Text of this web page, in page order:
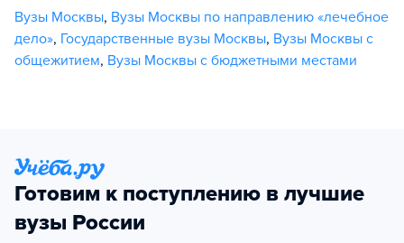
Вузы Москвы, Вузы Москвы по направлению «лечебное
дело», Государственные вузы Москвы, Вузы Москвы с
общежитием, Вузы Москвы с бюджетными местами
Готовим к поступлению в лучшие
вузы России